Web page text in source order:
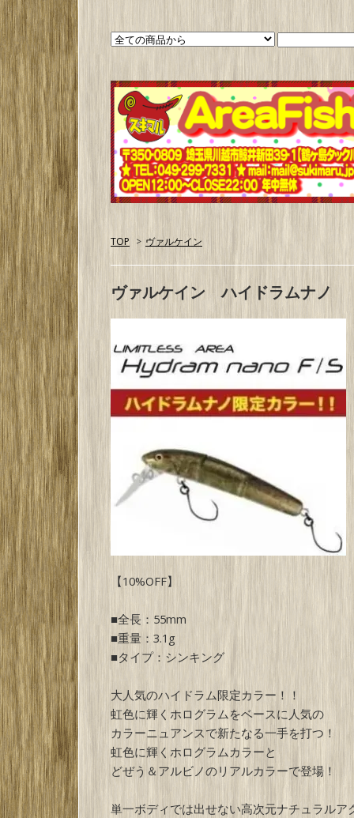
TOP > ヴァルケイン
ヴァルケイン ハイドラムナノ
【10%OFF】
■全長：55mm
■重量：3.1g
■タイプ：シンキング
大人気のハイドラム限定カラー！！
虹色に輝くホログラムをベースに人気の
カラーニュアンスで新たなる一手を打つ！
虹色に輝くホログラムカラーと
どぜう＆アルビノのリアルカラーで登場！
単一ボディでは出せない高次元ナチュラルア